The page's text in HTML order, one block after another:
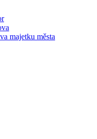
majetku města